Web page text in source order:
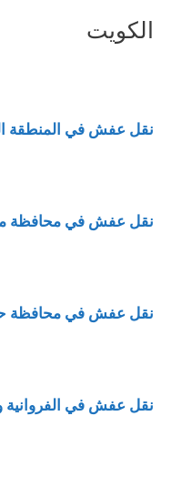
الكويت
نقل عفش في المنطقة
نقل عفش في محافظة
نقل عفش في محافظة
نقل عفش في الفروانية